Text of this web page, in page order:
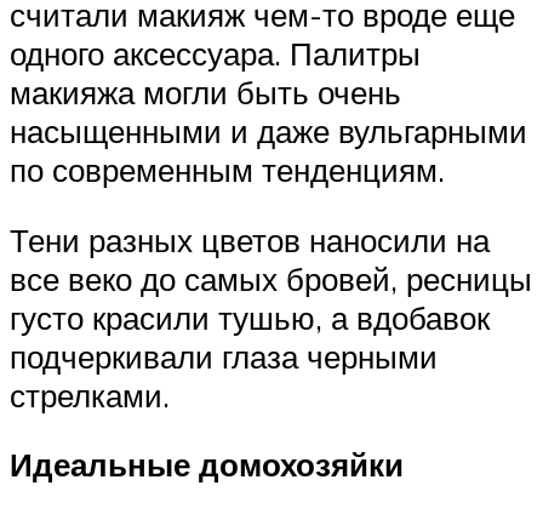
считали макияж чем-то вроде еще
одного аксессуара. Палитры
макияжа могли быть очень
насыщенными и даже вульгарными
по современным тенденциям.
Тени разных цветов наносили на
все веко до самых бровей, ресницы
густо красили тушью, а вдобавок
подчеркивали глаза черными
стрелками.
Идеальные домохозяйки